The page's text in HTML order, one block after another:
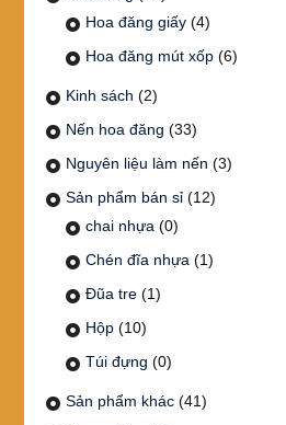
Hoa đăng giấy (4)
Hoa đăng mút xốp (6)
Kinh sách (2)
Nến hoa đăng (33)
Nguyên liệu làm nến (3)
Sản phẩm bán sỉ (12)
chai nhựa (0)
Chén đĩa nhựa (1)
Đũa tre (1)
Hộp (10)
Túi đựng (0)
Sản phẩm khác (41)